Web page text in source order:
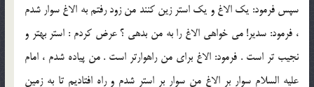
سپس فرمود: يك الاغ و يك استر زين كنند من زود رفتم به الاغ سوار شدم
، فرمود: سدير! مى خواهى الاغ را به من بدهى ؟ عرض كردم : استر بهتر و
نجيب تر است . فرمود: الاغ براى من راهوارتر است . من پياده شدم ، امام
عليه السلام سوار بر الاغ من سوار بر استر شدم و راه افتاديم تا به زمين